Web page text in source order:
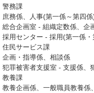
警務課
庶務係、人事(第一係～第四
総合企画室 - 組織定数係、企
採用センター - 採用(第一係・
住民サービス課
企画・指導係、相談係
犯罪被害者支援室 - 支援係、
教養課
教養企画係、一般職員教養係